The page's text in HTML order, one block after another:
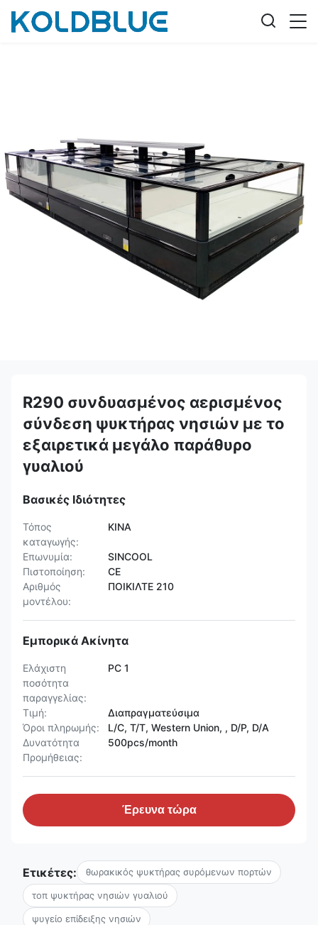
R290 συνδυασμένος αερισμένος
σύνδεση ψυκτήρας νησιών με το
εξαιρετικά μεγάλο παράθυρο
γυαλιού
Βασικές Ιδιότητες
Τόπος
καταγωγής:
ΚΙΝΑ
Επωνυμία:
SINCOOL
Πιστοποίηση:
CE
Αριθμός
μοντέλου:
ΠΟΙΚΙΛΤΕ 210
Εμπορικά Ακίνητα
Ελάχιστη
ποσότητα
παραγγελίας:
PC 1
Τιμή:
Διαπραγματεύσιμα
Όροι πληρωμής:
L/C, T/T, Western Union, , D/P, D/A
Δυνατότητα
Προμήθειας:
500pcs/month
Έρευνα τώρα
Ετικέτες: θωρακικός ψυκτήρας συρόμενων πορτών
τοπ ψυκτήρας νησιών γυαλιού
ψυγείο επίδειξης νησιών